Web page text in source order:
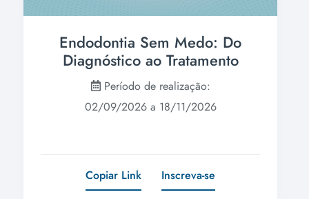
Endodontia Sem Medo: Do
Diagnóstico ao Tratamento
Período de realização:
02/09/2026 a 18/11/2026
Copiar Link Inscreva-se